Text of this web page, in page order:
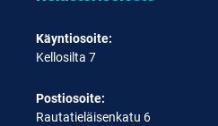
Käyntiosoite:
Kellosilta 7
Postiosoite:
Rautatieläisenkatu 6